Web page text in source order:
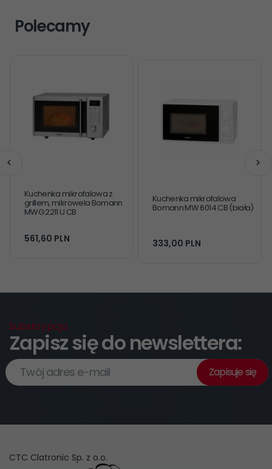
Polecamy
Kuchenka mikrofalowa z
grillem, mikrowela Bomann
MWG 2211 U CB
561,60 PLN
Kuchenka mikrofalowa
Bomann MW 6014 CB (biała)
333,00 PLN
Subskrypcja
Zapisz się do newslettera:
Twój adres e-mail Zapisuje się
CTC Clatronic Sp. z o.o.